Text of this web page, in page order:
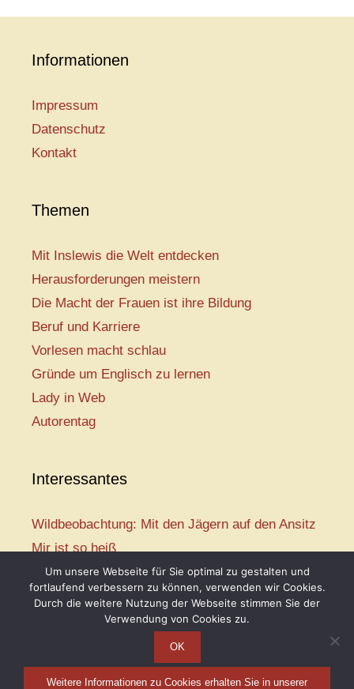
Informationen
Impressum
Datenschutz
Kontakt
Themen
Mit Inslewis die Welt entdecken
Herausforderungen meistern
Die Macht der Frauen ist ihre Bildung
Beruf und Karriere
Vorlesen macht schlau
Gründe um Englisch zu lernen
Lady in Web
Autorentag
Interessantes
Wildbeobachtung: Mit den Jägern auf den Ansitz
Mir ist so heiß
Mission: Rettungsschwimmer
Vogelwelt-Entdeckertour
Abenteuer Schulanfang
Um unsere Webseite für Sie optimal zu gestalten und
fortlaufend verbessern zu können, verwenden wir Cookies.
Durch die weitere Nutzung der Webseite stimmen Sie der
Verwendung von Cookies zu.
OK
Weitere Informationen zu Cookies erhalten Sie in unserer